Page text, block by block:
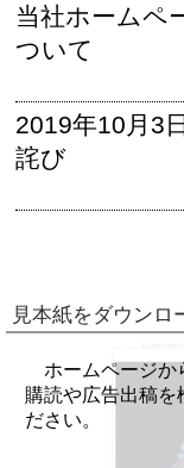
当社ホームペ
ついて
2019年10月3
詫び
見本紙をダウンロ
ホームページか
購読や広告出稿を
ださい。